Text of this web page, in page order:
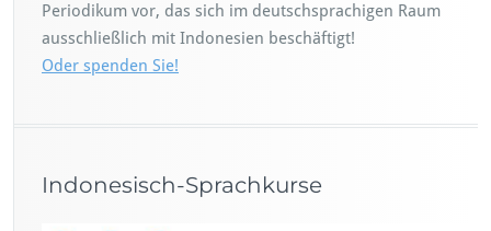
Periodikum vor, das sich im deutschsprachigen Raum
ausschließlich mit Indonesien beschäftigt!
Oder spenden Sie!
Indonesisch-Sprachkurse